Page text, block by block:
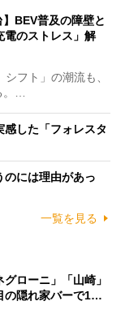
】BEV普及の障壁と
電のストレス」解
フト」の潮流も、
。…
感した「フォレスタ
のには理由があっ
一覧を見る
ローニ」「山崎」
の隠れ家バーで1…